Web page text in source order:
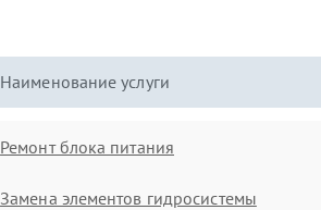
Наименование услуги
Ремонт блока питания
Замена элементов гидросистемы